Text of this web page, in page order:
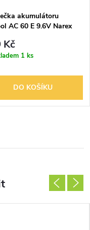
akumulátoru
AC 60 E 9.6V Narex
Kč
1 ks
DO KOŠÍKU